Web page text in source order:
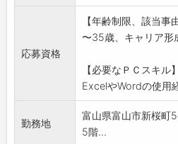
■お客様先への定期
■技術部門と連携し
■セキュリティシス
<クライアントは?>
電力会社(原子力発電
官公庁(防衛省や宮
の定める業務〕
応募資格
【年齢制限、該当事
〜35歳、キャリア形
【必要なＰＣスキル】
ExcelやWordの使用
勤務地
富山県富山市新桜町
5階...